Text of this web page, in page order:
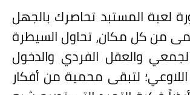
المستبد تحاصرك بالجهل
من كل مكان، تحاول السيطرة
والعقل الفردي والدخول
لتبقى محمية من أفكار